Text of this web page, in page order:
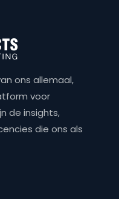
ons allemaal,
voor
de insights,
die ons als